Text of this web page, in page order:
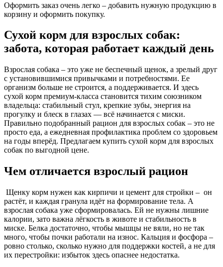
Оформить заказ очень легко – добавить нужную продукцию в
корзину и оформить покупку.
Сухой корм для взрослых собак:
забота, которая работает каждый день
Взрослая собака – это уже не беспечный щенок, а зрелый друг
с установившимися привычками и потребностями. Ее
организм больше не строится, а поддерживается. И здесь
сухой корм премиум-класса становится тихим союзником
владельца: стабильный стул, крепкие зубы, энергия на
прогулку и блеск в глазах — всё начинается с миски.
Правильно подобранный рацион для взрослых собак – это не
просто еда, а ежедневная профилактика проблем со здоровьем
на годы вперёд. Предлагаем купить сухой корм для взрослых
собак по выгодной цене.
Чем отличается взрослый рацион
Щенку корм нужен как кирпичи и цемент для стройки – он
растёт, и каждая гранула идёт на формирование тела. А
взрослая собака уже сформировалась. Ей не нужны лишние
калории, зато важна лёгкость в животе и стабильность в
миске. Белка достаточно, чтобы мышцы не вяли, но не так
много, чтобы почки работали на износ. Кальция и фосфора –
ровно столько, сколько нужно для поддержки костей, а не для
их перестройки: избыток здесь опаснее недостатка.